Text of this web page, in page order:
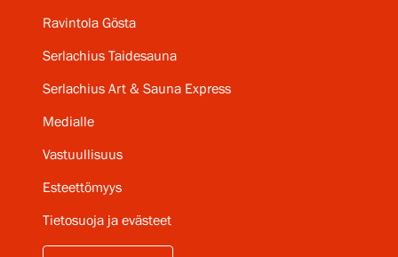
Ravintola Gösta
Serlachius Taidesauna
Serlachius Art & Sauna Express
Medialle
Vastuullisuus
Esteettömyys
Tietosuoja ja evästeet